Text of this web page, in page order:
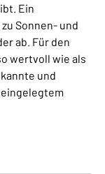
Ein
Sonnen- und
ab. Für den
wertvoll wie als
und